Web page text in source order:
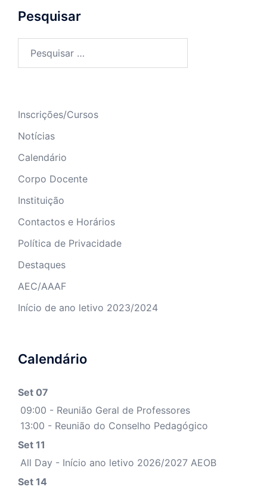
Pesquisar
Inscrições/Cursos
Notícias
Calendário
Corpo Docente
Instituição
Contactos e Horários
Política de Privacidade
Destaques
AEC/AAAF
Início de ano letivo 2023/2024
Calendário
Set 07
09:00 - Reunião Geral de Professores
13:00 - Reunião do Conselho Pedagógico
Set 11
All Day - Início ano letivo 2026/2027 AEOB
Set 14